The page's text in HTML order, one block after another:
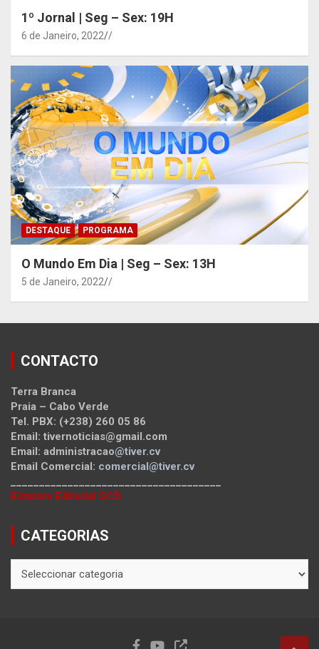
1º Jornal | Seg – Sex: 19H
6 de Janeiro, 2022 /
DESTAQUE PROGRAMA
O Mundo Em Dia | Seg – Sex: 13H
5 de Janeiro, 2022 /
CONTACTO
Terra Branca
Praia – Cabo Verde
Tel. PBX: (+238) 260 05 86
Email: tivernoticias@gmail.com
Email: administracao@tiver.cv
Email Comercial: comercial@tiver.cv
Estatuto Editorial SCD
CATEGORIAS